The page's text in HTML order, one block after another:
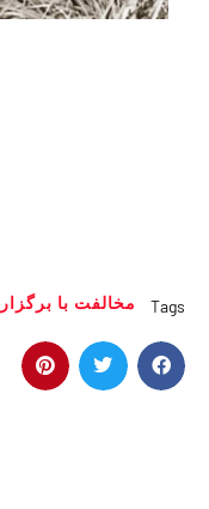
Tags مخالفت با